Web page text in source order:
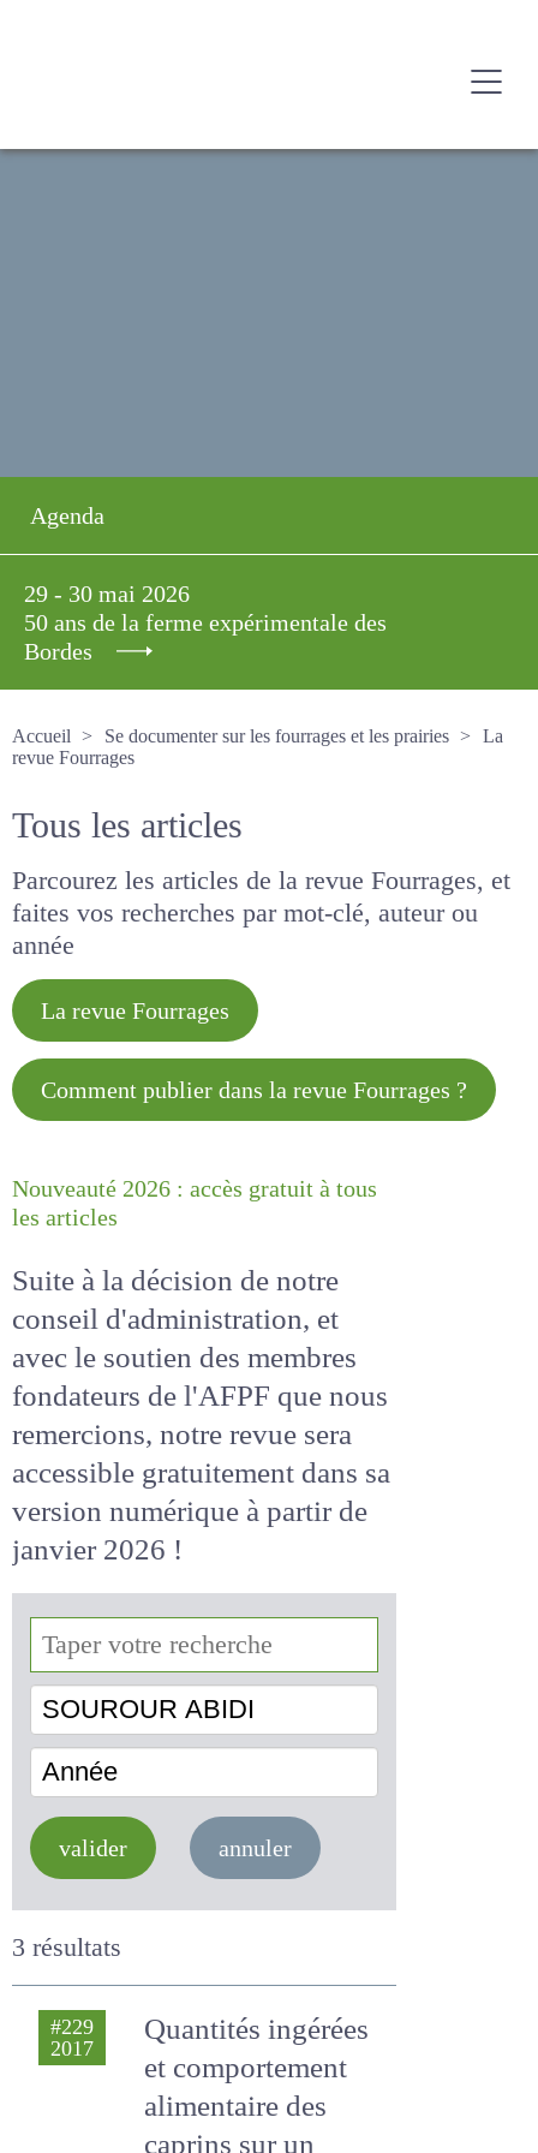
Agenda
29 - 30 mai 2026
50 ans de la ferme expérimentale des
Bordes
Accueil
Se documenter sur les fourrages et les prairies
La revue Fourrages
Tous les articles
Parcourez les articles de la revue Fourrages, et
faites vos recherches par mot-clé, auteur ou
année
La revue Fourrages
Comment publier dans la revue
Nouveauté 2026 : accès gratuit à
Suite à la décision de notre
conseil d'administration, et
avec le soutien des membres
fondateurs de l'AFPF que nous
remercions, notre revue sera
accessiblegratuitementdans
sa version numérique
de janvier 2026 !
SOUROUR ABIDI
valider annuler
3 résultats
#229
Quantités ingérées
et comportement
alimentaire des